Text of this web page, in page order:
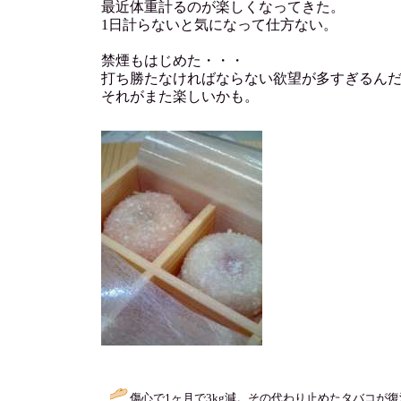
最近体重計るのが楽しくなってきた。
1日計らないと気になって仕方ない。
禁煙もはじめた・・・
打ち勝たなければならない欲望が多すぎるん
それがまた楽しいかも。
傷心で1ヶ月で3kg減。その代わり止めたタバコが